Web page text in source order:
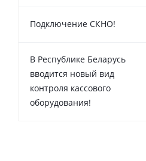
Подключение СКНО!
В Республике Беларусь
вводится новый вид
контроля кассового
оборудования!